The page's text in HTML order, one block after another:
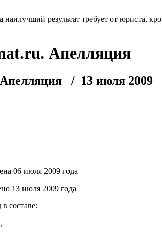
результат требует от юриста,
Апелляция
/ 13 июля 2009
06 июля 2009 года
13 июля 2009 года
составе: